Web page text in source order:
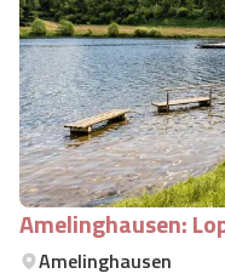
Amelinghausen:
Amelinghausen